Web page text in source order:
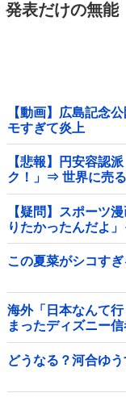
発表だけの無能
【動画】広島記念
モすぎて炎上
【悲報】円安容認
ク！」⇒ 世界に売
敗・・・
【疑問】スポーツ
りたかったんだよ
この夏菜がシコす
海外「日本なんて
まったディズニー
どうなる？河合ゆ